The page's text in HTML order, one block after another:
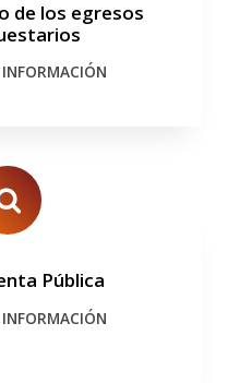
de los egresos
Pública